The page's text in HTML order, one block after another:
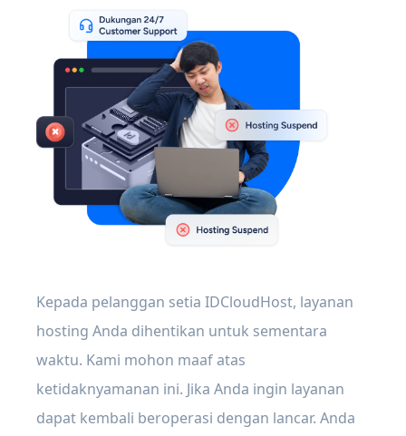
Kepada pelanggan setia IDCloudHost, layanan
hosting Anda dihentikan untuk sementara
waktu. Kami mohon maaf atas
ketidaknyamanan ini. Jika Anda ingin layanan
dapat kembali beroperasi dengan lancar. Anda